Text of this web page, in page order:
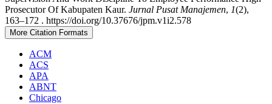
Prosecutor Of Kabupaten Kaur. Jurnal Pusat Manajemen, 1(2),
163–172 . https://doi.org/10.37676/jpm.v1i2.578
More Citation Formats
ACM
ACS
APA
ABNT
Chicago